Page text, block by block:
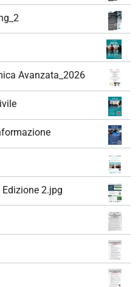
Avanzata_2026
2.jpg